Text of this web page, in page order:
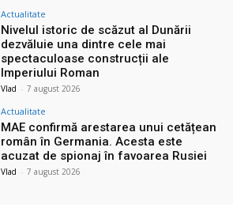
Actualitate
Nivelul istoric de scăzut al Dunării
dezvăluie una dintre cele mai
spectaculoase construcții ale
Imperiului Roman
Vlad - 7 august 2026
Actualitate
MAE confirmă arestarea unui cetățean
român în Germania. Acesta este
acuzat de spionaj în favoarea Rusiei
Vlad - 7 august 2026